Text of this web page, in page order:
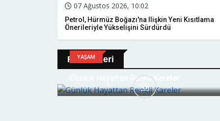
07 Ağustos 2026, 10:02
Petrol, Hürmüz Boğazı'na Ilişkin Yeni Kısıtlama
Önerileriyle Yükselişini Sürdürdü
Foto Galeri
YAŞAM
Günlük Hayattan Renkli Kareler